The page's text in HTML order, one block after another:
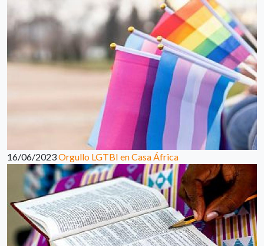
16/06/2023Orgullo LGTBI en Casa África